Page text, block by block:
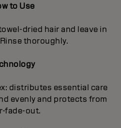
to Use
dried hair and leave in
thoroughly.
distributes essential care
evenly and protects from
fade-out.